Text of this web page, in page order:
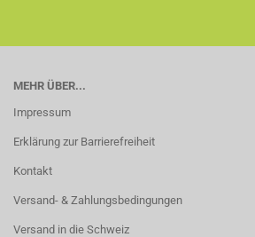
MEHR ÜBER...
Impressum
Erklärung zur Barrierefreiheit
Kontakt
Versand- & Zahlungsbedingungen
Versand in die Schweiz